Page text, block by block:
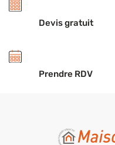
Location
/ Accession
Vente HLM
Réalisations
Devis gratuit
Prendre RDV